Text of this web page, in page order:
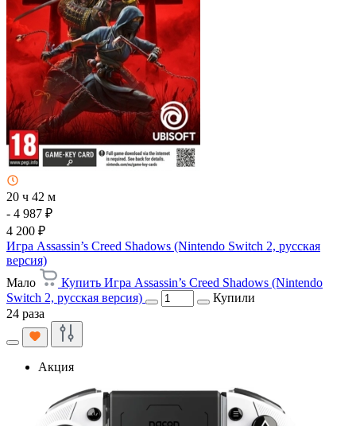
20 ч 42 м
- 4 987 ₽
4 200 ₽
Игра Assassin’s Creed Shadows (Nintendo Switch 2, русская
версия)
Мало
Купить Игра Assassin’s Creed Shadows (Nintendo
Switch 2, русская версия)
Купили
24 раза
Акция